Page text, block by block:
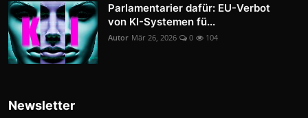
Parlamentarier dafür: EU-Verbot
von KI-Systemen fü...
Autor Mär 26, 2026 0 104
Newsletter